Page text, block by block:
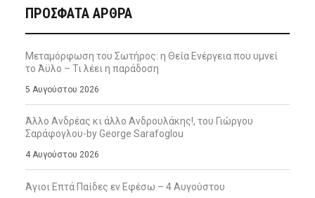
ΠΡΌΣΦΑΤΑ ΆΡΘΡΑ
Μεταμόρφωση του Σωτήρος: η Θεία Ενέργεια που υμνεί
το Άϋλο – Τι λέει η παράδοση
5 Αυγούστου 2026
Άλλο Ανδρέας κι άλλο Ανδρουλάκης!, του Γιώργου
Σαράφογλου-by George Sarafoglou
4 Αυγούστου 2026
Άγιοι Επτά Παίδες εν Εφέσω – 4 Αυγούστου